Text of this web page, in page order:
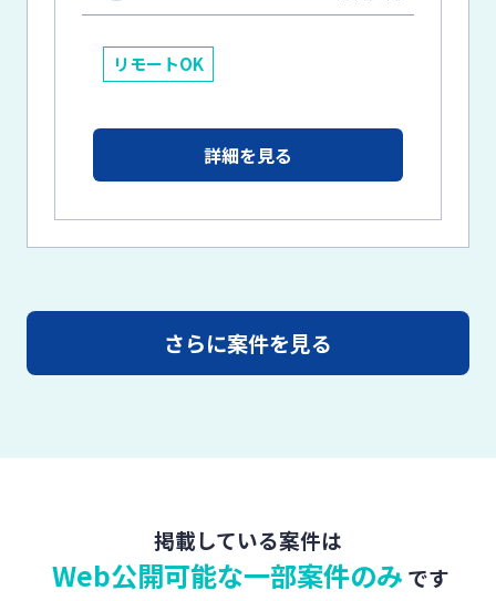
リモートOK
詳細を見る
さらに案件を見る
掲載している案件は
Web公開可能な一部案件のみ です